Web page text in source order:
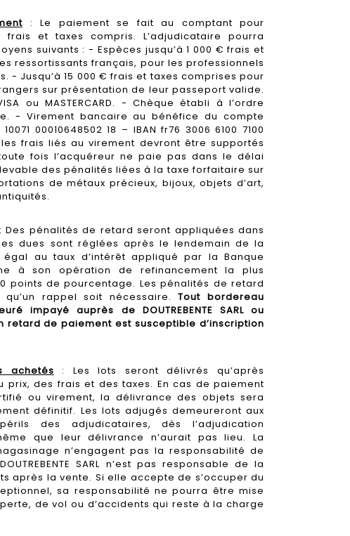
: Le paiement se fait au comptant pour
frais et taxes compris. L’adjudicataire pourra
suivants : - Espèces jusqu’à 1 000 € frais et
ressortissants français, pour les professionnels
- Jusqu’à 15 000 € frais et taxes comprises pour
sur présentation de leur passeport valide.
ou MASTERCARD. - Chèque établi à l’ordre
- Virement bancaire au bénéfice du compte
00010648502 18 – IBAN fr76 3006 6100 7100
les frais liés au virement devront être supportés
fois l’acquéreur ne paie pas dans le délai
des pénalités liées à la taxe forfaitaire sur
de métaux précieux, bijoux, objets d’art,
: Des pénalités de retard seront appliquées dans
dues sont réglées après le lendemain de la
au taux d’intérêt appliqué par la Banque
à son opération de refinancement la plus
points de pourcentage. Les pénalités de retard
qu’un rappel soit nécessaire.Tout bordereau
impayé auprès de DOUTREBENTE SARL ou
retard de paiement est susceptible d’inscription
achetés : Les lots seront délivrés qu’après
prix, des frais et des taxes. En cas de paiement
ou virement, la délivrance des objets sera
définitif. Les lots adjugés demeureront aux
des adjudicataires, dès l’adjudication
que leur délivrance n’aurait pas lieu. La
n’engagent pas la responsabilité de
DOUTREBENTE SARL n’est pas responsable de la
après la vente. Si elle accepte de s’occuper du
sa responsabilité ne pourra être mise
de vol ou d’accidents qui reste à la charge